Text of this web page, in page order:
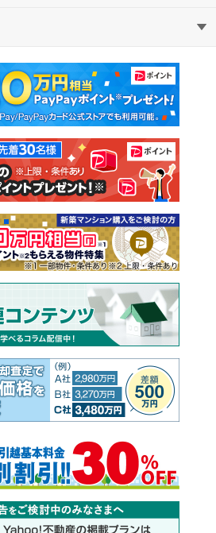
中古マンション
中古一戸建て
土地
教えて！住まいの先生